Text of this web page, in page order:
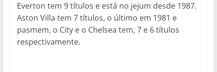
Everton tem 9 títulos e está no jejum desde 1987.
Aston Villa tem 7 títulos, o último em 1981 e
pasmem, o City e o Chelsea tem, 7 e 6 títulos
respectivamente.